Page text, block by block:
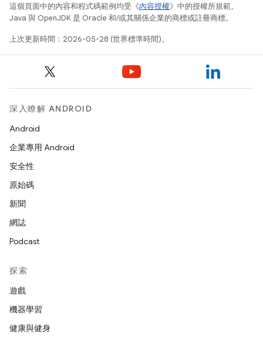
這個頁面中的內容和程式碼範例均受《內容授權》中的授權所規範。
Java 與 OpenJDK 是 Oracle 和/或其關係企業的商標或註冊商標。
上次更新時間：2026-05-28 (世界標準時間)。
深入瞭解 ANDROID
Android
企業專用 Android
安全性
原始碼
新聞
網誌
Podcast
探索
遊戲
機器學習
健康與健身